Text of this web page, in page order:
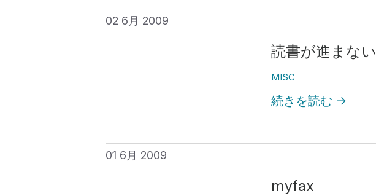
02 6月 2009
読書が進まない
MISC
続きを読む →
01 6月 2009
myfax